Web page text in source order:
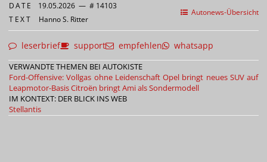
Autonews-Übersicht
DATE 19.05.2026 — # 14103
TEXT Hanno S. Ritter
leserbrief support empfehlen whatsapp
VERWANDTE THEMEN BEI AUTOKISTE
Ford-Offensive: Vollgas ohne Leidenschaft Opel bringt neues SUV auf
Leapmotor-BasisCitroën bringt Ami als Sondermodell
IM KONTEXT: DER BLICK INS WEB
Stellantis